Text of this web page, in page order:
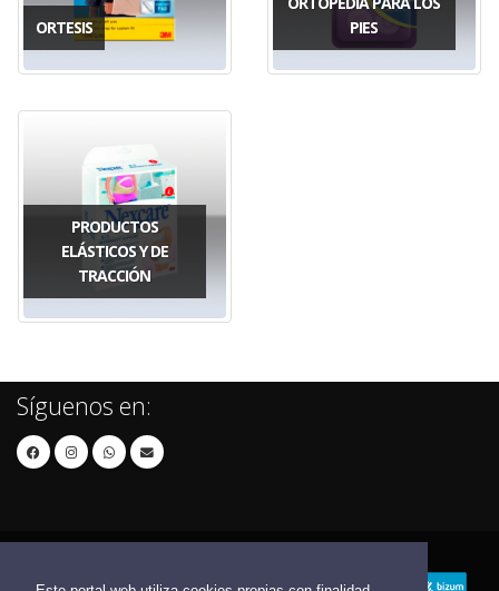
ORTESIS
PIES
PRODUCTOS
ELÁSTICOS Y DE
TRACCIÓN
Síguenos en: